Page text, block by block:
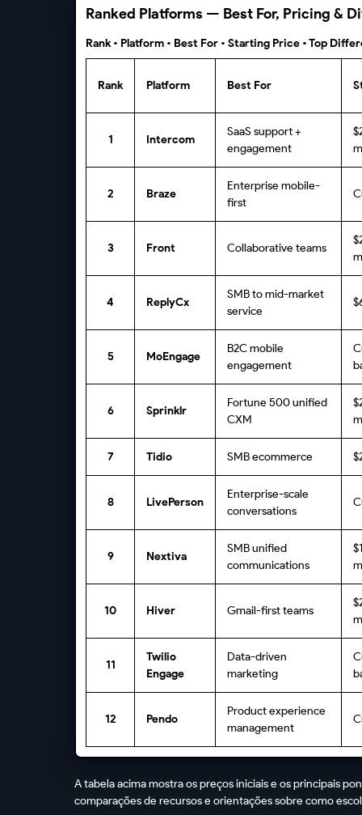
Ranked Platforms — Best For, Pricing &
Rank • Platform • Best For • Starting Price • Top
Rank Platform Best For
1 Intercom
SaaS support +
engagement
2 Braze
Enterprise mobile-
first
3 Front Collaborative teams
4 ReplyCx
SMB to mid-market
service
5 MoEngage
B2C mobile
engagement
6 Sprinklr
Fortune 500 unified
CXM
7 Tidio SMB ecommerce
8 LivePerson
Enterprise-scale
conversations
9 Nextiva
SMB unified
communications
10 Hiver Gmail-first teams
11
Twilio
Engage
Data-driven
marketing
12 Pendo
Product experience
management
A tabela acima mostra os preços iniciais e os principais
comparações de recursos e orientações sobre como